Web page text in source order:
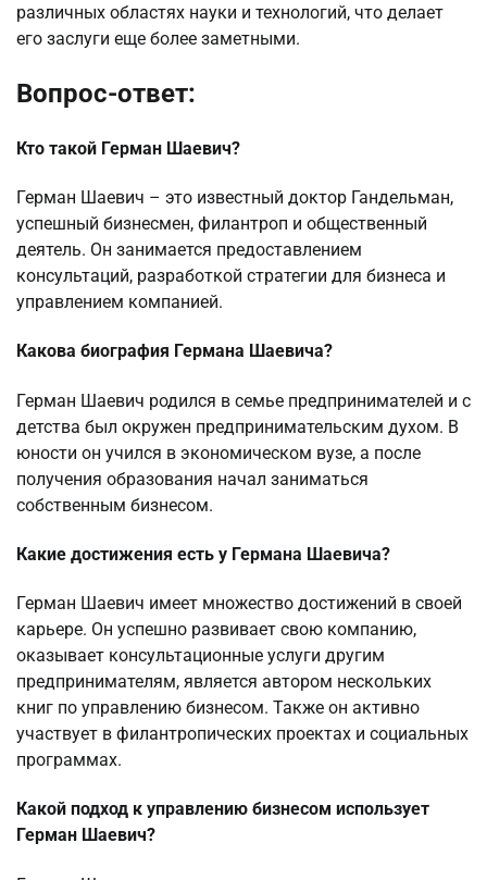
различных областях науки и технологий, что делает
его заслуги еще более заметными.
Вопрос-ответ:
Кто такой Герман Шаевич?
Герман Шаевич – это известный доктор Гандельман,
успешный бизнесмен, филантроп и общественный
деятель. Он занимается предоставлением
консультаций, разработкой стратегии для бизнеса и
управлением компанией.
Какова биография Германа Шаевича?
Герман Шаевич родился в семье предпринимателей и с
детства был окружен предпринимательским духом. В
юности он учился в экономическом вузе, а после
получения образования начал заниматься
собственным бизнесом.
Какие достижения есть у Германа Шаевича?
Герман Шаевич имеет множество достижений в своей
карьере. Он успешно развивает свою компанию,
оказывает консультационные услуги другим
предпринимателям, является автором нескольких
книг по управлению бизнесом. Также он активно
участвует в филантропических проектах и социальных
программах.
Какой подход к управлению бизнесом использует
Герман Шаевич?